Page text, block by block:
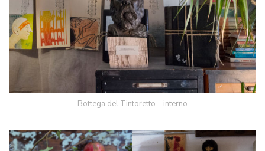
Bottega del Tintoretto – interno